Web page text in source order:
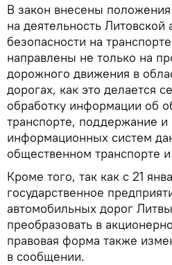
В закон внесены
на деятельность Литовской
безопасности на
направлены не только на
дорожного движения в
дорогах, как это делается
обработку информации об
транспорте, поддержание
информационных систем
общественном транспорте
Кроме того, так как с 21
государственное
автомобильных дорог
преобразовать в
правовая форма также
в сообщении.